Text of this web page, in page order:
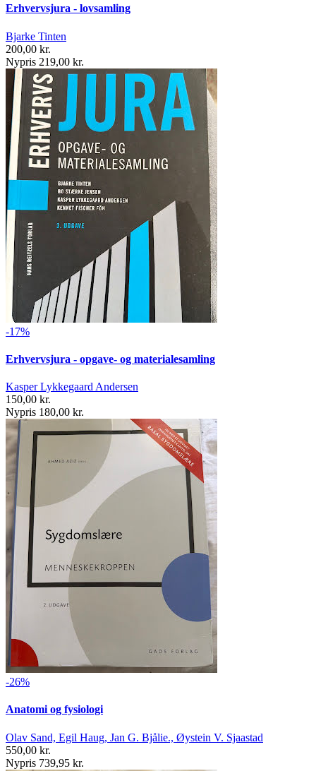
Erhvervsjura - lovsamling
Bjarke Tinten
200,00 kr.
Nypris 219,00 kr.
-17%
Erhvervsjura - opgave- og materialesamling
Kasper Lykkegaard Andersen
150,00 kr.
Nypris 180,00 kr.
-26%
Anatomi og fysiologi
Olav Sand, Egil Haug, Jan G. Bjålie., Øystein V. Sjaastad
550,00 kr.
Nypris 739,95 kr.